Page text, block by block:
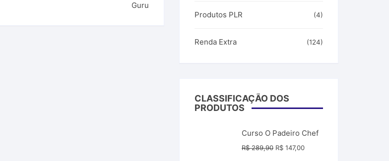
Guru
Produtos PLR (4)
Renda Extra (124)
CLASSIFICAÇÃO DOS
PRODUTOS
Curso O Padeiro Chef
R$289,90 O
R$ 147,00O